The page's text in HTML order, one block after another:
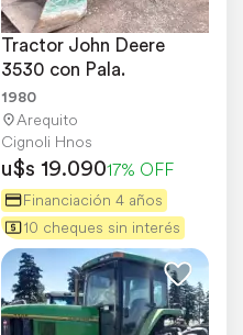
Tractor John Deere
3530 con Pala.
1980
Arequito
Cignoli Hnos
u$s 19.09017% OFF
Financiación 4 años
10 cheques sin interés